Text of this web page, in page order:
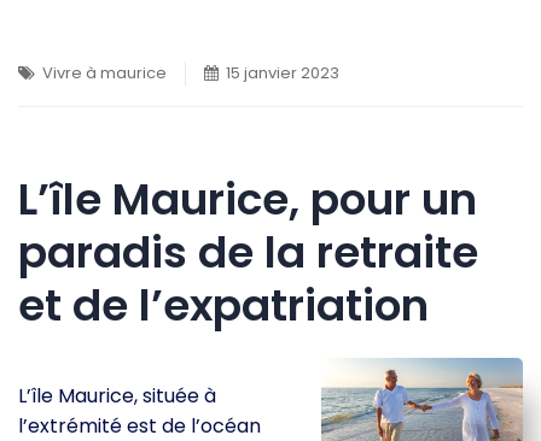
Vivre à maurice 15 janvier 2023
L’île Maurice, pour un
paradis de la retraite
et de l’expatriation
L’île Maurice, située à
l’extrémité est de l’océan